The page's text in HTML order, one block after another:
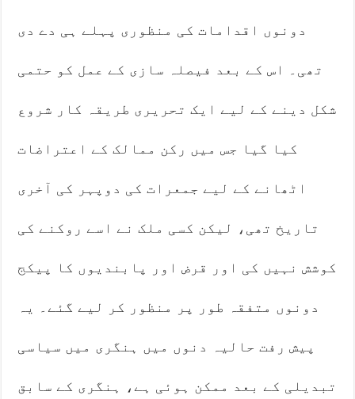
دونوں اقدامات کی منظوری پہلے ہی دے دی
تھی۔ اس کے بعد فیصلہ سازی کے عمل کو حتمی
شکل دینے کے لیے ایک تحریری طریقہ کار شروع
کیا گیا جس میں رکن ممالک کے اعتراضات
اٹھانے کے لیے جمعرات کی دوپہر کی آخری
تاریخ تھی، لیکن کسی ملک نے اسے روکنے کی
کوشش نہیں کی اور قرض اور پابندیوں کا پیکج
دونوں متفقہ طور پر منظور کر لیے گئے۔ یہ
پیش رفت حالیہ دنوں میں ہنگری میں سیاسی
تبدیلی کے بعد ممکن ہوئی ہے، ہنگری کے سابق